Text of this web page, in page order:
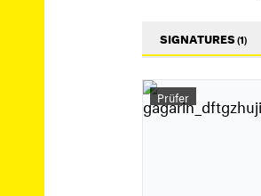
SIGNATURES(1)
Prüfer